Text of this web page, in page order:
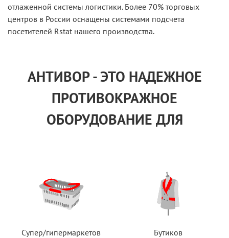
отлаженной системы логистики. Более 70% торговых
центров в России оснащены системами подсчета
посетителей Rstat нашего производства.
АНТИВОР - ЭТО НАДЕЖНОЕ
ПРОТИВОКРАЖНОЕ
ОБОРУДОВАНИЕ ДЛЯ
Супер/гипермаркетов Бутиков